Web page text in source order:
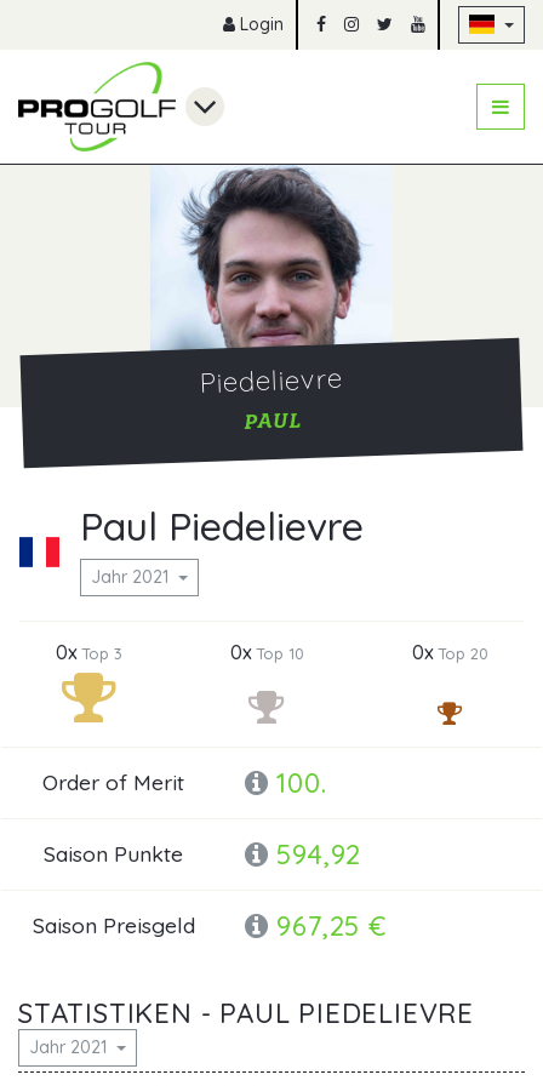
Login
Piedelievre
PAUL
Paul Piedelievre
Jahr 2021
0xTop 3 0xTop 10 0xTop 20
Order of Merit 100.
Saison Punkte 594,92
Saison Preisgeld 967,25 €
STATISTIKEN - PAUL PIEDELIEVRE
Jahr 2021